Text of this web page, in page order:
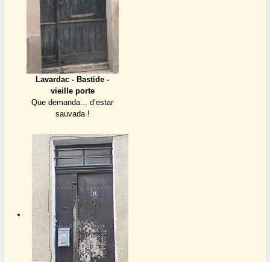
Lavardac - Bastide -
vieille porte
Que demanda... d’estar
sauvada !